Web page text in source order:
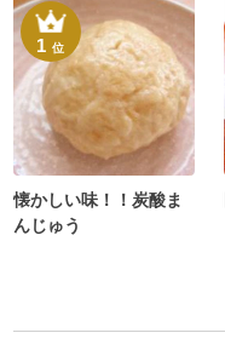
1位
懐かしい味！！炭酸ま
んじゅう